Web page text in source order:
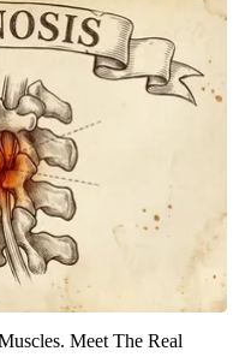
Meet The Real